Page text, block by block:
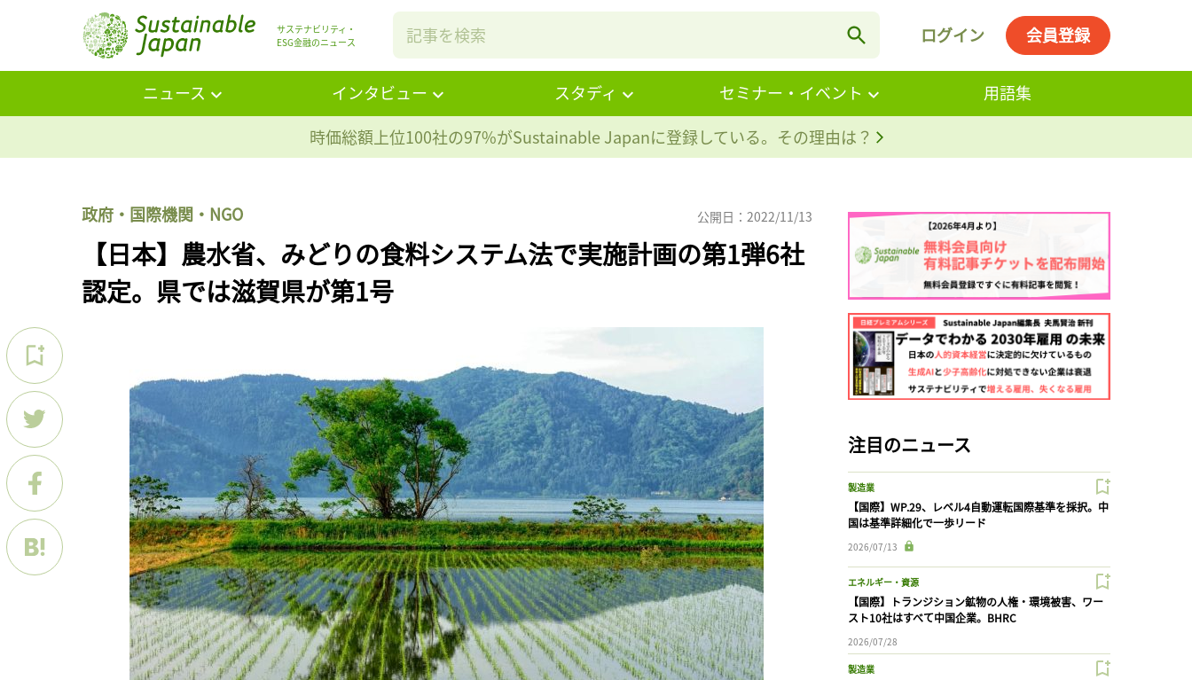
サステナビリティ・
ESG金融のニュース
ログイン 会員登録
ニュース インタビュー スタディ セミナー・イベント
用語集
時価総額上位100社の97%がSustainable Japanに登録している。その理由は？
政府・国際機関・NGO 公開日：2022/11/13
【日本】農水省、みどりの食料システム法で実施計画の第1弾6社
認定。県では滋賀県が第1号
注目のニュース
製造業
【国際】WP.29、レベル4自動運転国際基準を採択。中
国は基準詳細化で一歩リード
2026/07/13
エネルギー・資源
【国際】トランジション鉱物の人権・環境被害、ワー
スト10社はすべて中国企業。BHRC
2026/07/28
製造業